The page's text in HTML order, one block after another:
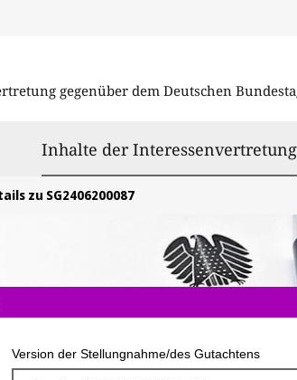
gegenüber dem Deutschen
Inhalte der Interessenvertretung
zu SG2406200087
Version der Stellungnahme/des Gutachtens